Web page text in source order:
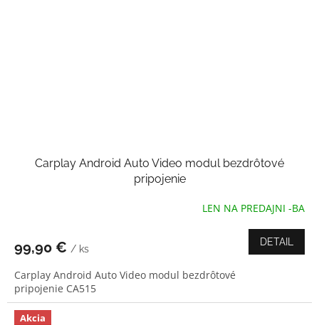
Carplay Android Auto Video modul bezdrôtové
pripojenie
je
z
5
hviezdičiek.
LEN NA PREDAJNI -BA
99,90 € / ks
DETAIL
Carplay Android Auto Video modul bezdrôtové
pripojenie CA515
Akcia